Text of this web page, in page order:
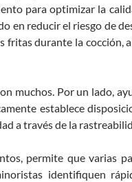
para optimizar la
en reducir el riesgo de
durante la cocción,
muchos. Por un lado,
establece
a través de la
permite que varias
identifiquen